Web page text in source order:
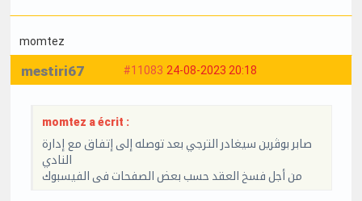
momtez
#11083 24-08-2023 20:18
mestiri67
momtez a écrit :
صابر بوڨرين سيغادر الترجي بعد توصله إلى إتفاق مع إدارة
النادي
من أجل فسخ العقد حسب بعض الصفحات فى الفيسبوك